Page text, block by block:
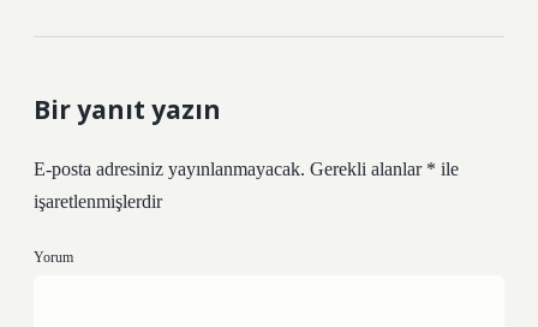
Bir yanıt yazın
E-posta adresiniz yayınlanmayacak. Gerekli alanlar * ile
işaretlenmişlerdir
Yorum